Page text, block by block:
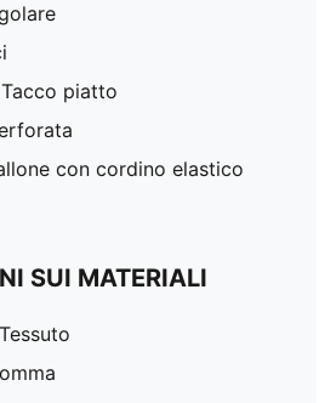
piatto
con cordino elastico
SUI MATERIALI